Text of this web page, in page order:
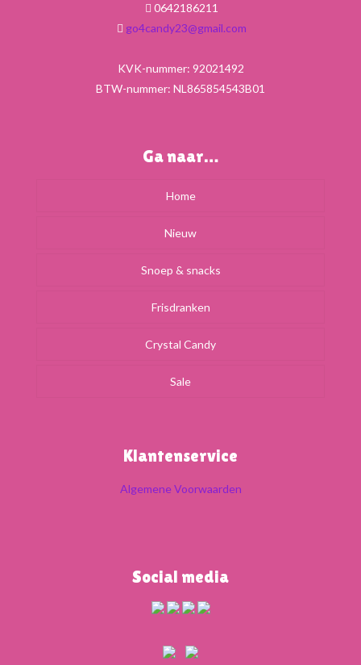
0642186211
go4candy23@gmail.com
KVK-nummer: 92021492
BTW-nummer: NL865854543B01
Ga naar…
Home
Nieuw
Snoep & snacks
Frisdranken
Crystal Candy
Sale
Klantenservice
Algemene Voorwaarden
Social media